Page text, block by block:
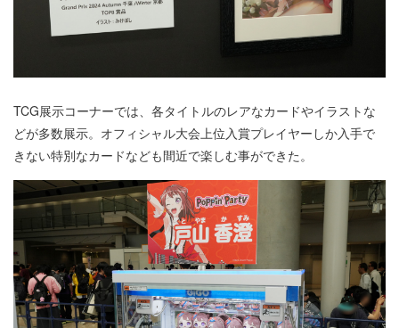
TCG展示コーナーでは、各タイトルのレアなカードやイラストな
どが多数展示。オフィシャル大会上位入賞プレイヤーしか入手で
きない特別なカードなども間近で楽しむ事ができた。